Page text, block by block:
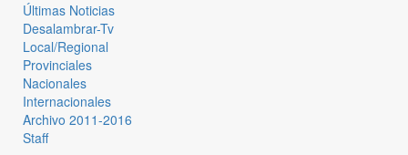
Últimas Noticias
Desalambrar-Tv
Local/Regional
Provinciales
Nacionales
Internacionales
Archivo 2011-2016
Staff